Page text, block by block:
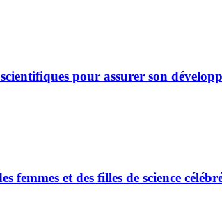
pour assurer son
et des filles de science